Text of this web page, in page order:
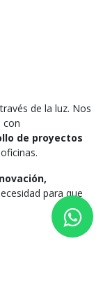
de la luz. Nos
con
de proyectos
para que